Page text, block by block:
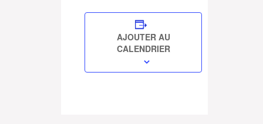
AJOUTER AU
CALENDRIER